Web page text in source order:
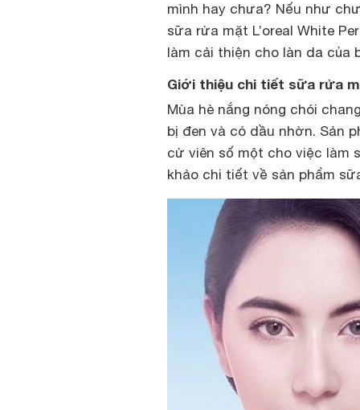
mình hay chưa? Nếu như
sữa rửa mặt L’oreal White
làm cải thiện cho làn da của
Giới thiệu chi tiết sữa rửa
Mùa hè nắng nóng chói
bị đen và có dầu nhờn. Sản
cử viên số một cho việc làm
khảo chi tiết về sản phẩm